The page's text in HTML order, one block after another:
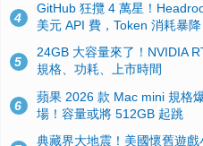
4
GitHub 狂攬 4 萬星！
美元 API 費，Token 消耗暴
5
24GB 大容量來了！NVIDIA
規格、功耗、上市時間
6
蘋果 2026 款 Mac mini 規格
場！容量或將 512GB 起跳
典藏界大地震！美國懷舊遊